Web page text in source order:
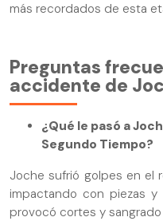
más recordados de esta
Preguntas
accidente de
¿Qué le pasó a
Segundo Tiempo?
Joche sufrió golpes en el
impactando con piezas
provocó cortes y sangrado